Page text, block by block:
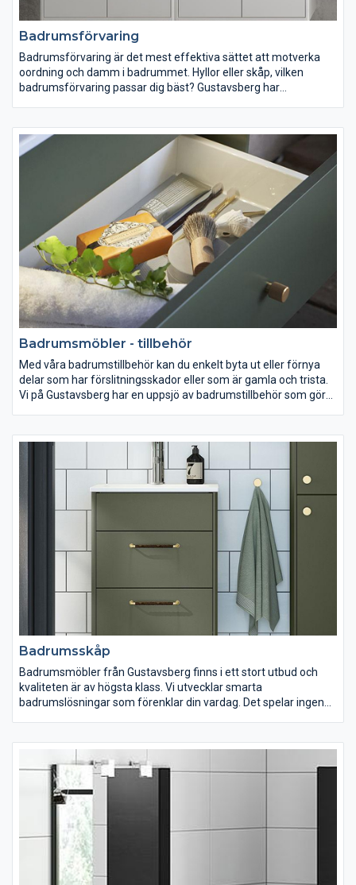
Badrumsförvaring
Badrumsförvaring är det mest effektiva sättet att motverka
oordning och damm i badrummet. Hyllor eller skåp, vilken
badrumsförvaring passar dig bäst? Gustavsberg har
ger större åtkomlighet och en möjlighet att exponera sådant du
vill visa eller som ska vara mer lättillgängligt. Även om
badrummet är litet så har vi badrumsförvaring som passar dig.
Vad du än väljer, satsa på mycket badrumsförvaring!
Badrumsmöbler - tillbehör
Med våra badrumstillbehör kan du enkelt byta ut eller förnya
delar som har förslitningsskador eller som är gamla och trista.
Vi på Gustavsberg har en uppsjö av badrumstillbehör som gör
med all säkerhet det tillbehör du är ute efter.
Badrumsskåp
Badrumsmöbler från Gustavsberg finns i ett stort utbud och
kvaliteten är av högsta klass. Vi utvecklar smarta
badrumslösningar som förenklar din vardag. Det spelar ingen
just dig och din familj. Med våra smarta och funktionella
badrumsmöbler gömmer du lätt undan dina saker.